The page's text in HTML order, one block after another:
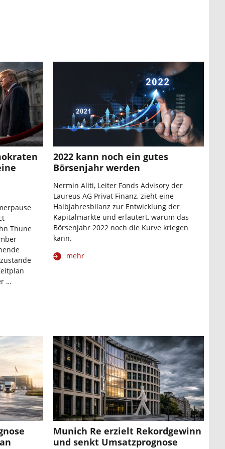
Thune
…
2022 kann noch ein gutes
Börsenjahr werden
Nermin Aliti, Leiter Fonds Advisory der
Laureus AG Privat Finanz, zieht eine
Halbjahresbilanz zur Entwicklung der
Kapitalmärkte und erläutert, warum das
Börsenjahr 2022 noch die Kurve kriegen
kann.
mehr
Munich Re erzielt Rekordgewinn
und senkt Umsatzprognose